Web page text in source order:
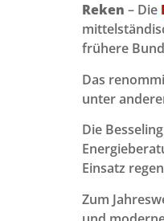
Reken – Die
frühere
Das
unter
Die
Einsatz
Zum